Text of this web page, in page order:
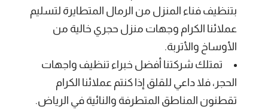
بتنظيف فناء المنزل من الرمال المتطايرة لتسليم
عملائنا الكرام وجهات منزل حجري خالية من
الأوساخ والأتربة.
تمتلك شركتنا أفضل خبراء تنظيف واجهات
الحجر، فلا داعي للقلق إذا كنتم عملائنا الكرام
تقطنون المناطق المتطرفة والنائية في الرياض.